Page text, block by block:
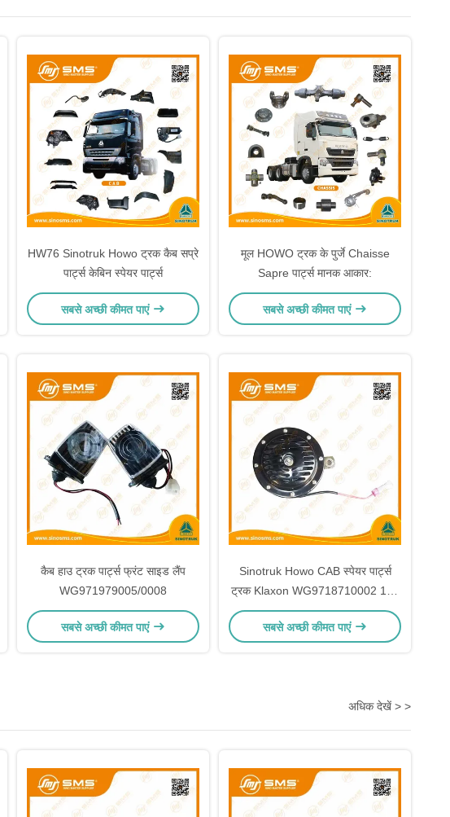
HW76 Sinotruk Howo ट्रक कैब सप्रे
पार्ट्स केबिन स्पेयर पार्ट्स
सबसे अच्छी कीमत पाएं
मूल HOWO ट्रक के पुर्जे Chaisse
Sapre पार्ट्स मानक आकार:
सबसे अच्छी कीमत पाएं
कैब हाउ ट्रक पार्ट्स फ्रंट साइड लैंप
WG971979005/0008
सबसे अच्छी कीमत पाएं
Sinotruk Howo CAB स्पेयर पार्ट्स
ट्रक Klaxon WG9718710002 105
* 30MM
सबसे अच्छी कीमत पाएं
अधिक देखें > >